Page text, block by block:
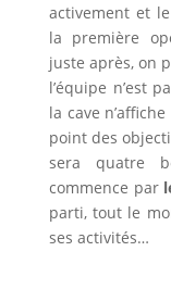
activement et
la première
juste après, on
l’équipe n’est
la cave
point des
sera quatre
commence par
parti, tout le
ses activités…